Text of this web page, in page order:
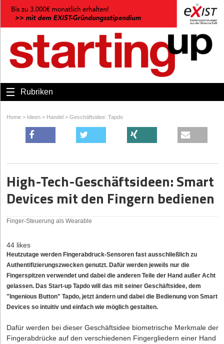
Rubriken
Home > Ideen > Handel > Geschäftsidee: Tapdo
High-Tech-Geschäftsideen: Smart
Devices mit den Fingern bedienen
Finger-Steuerung als Wearable
44 likes
Heutzutage werden Fingerabdruck-Sensoren fast ausschließlich zu
Authentifizierungszwecken genutzt. Dafür werden jeweils nur die
Fingerspitzen verwendet und dabei die anderen Teile der Hand außer Acht
gelassen. Das Start-up Tapdo will das mit seiner Geschäftsidee, dem
"Ingenious Button" Tapdo, jetzt ändern und dabei die Bedienung von Smart
Devices so intuitiv und einfach wie möglich gestalten.
Dafür werden bei dieser Geschäftsidee biometrische Merkmale der
Fingerabdrücke auf den verschiedenen Fingergliedern einer Hand